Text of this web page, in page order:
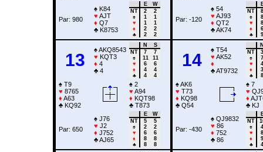
Par: 980
♠ K84
♥ AJT
♦ Q7
♣ K8753
E
W
NT
2
2
♠
1
1
♥
1
1
♦
2
2
♣
2 2
Par: -120
♠ 54
♥ AJ93
♦ QT2
♣AK74
NT
8
♠
8
♥
8
♦
6
♣
9
13
♠AKQ8543
♥ KQT3
♦ 4
♣ 4
N
S
NT
7
7
♠
11
11
♥
6
6
♦
4
4
♣
4 4
♠ T9
♥ 8765
♦ A63
♣ KQ92
♠ 2
♥ A94
♦ KQT98
♣ T873
Par: 650
♠ J76
♥ J2
♦ J752
♣AJ65
E
W
NT
5
5
♠
2
2
♥
6
6
♦
8
8
♣
8 8
14
♠ T54
♥ AK52
♦
♣AT9732
NT
3
♠
7
♥
4
♦
3
♣
8
♠AK6
♥ T73
♦ KQ98
♣ Q54
♠ 7
♥
♦
♣ KJ
Par: -430
♠ QJ9832
♥ 86
♦ 752
♣ 86
NT
♠
4
♥
8
♦
9
♣
4